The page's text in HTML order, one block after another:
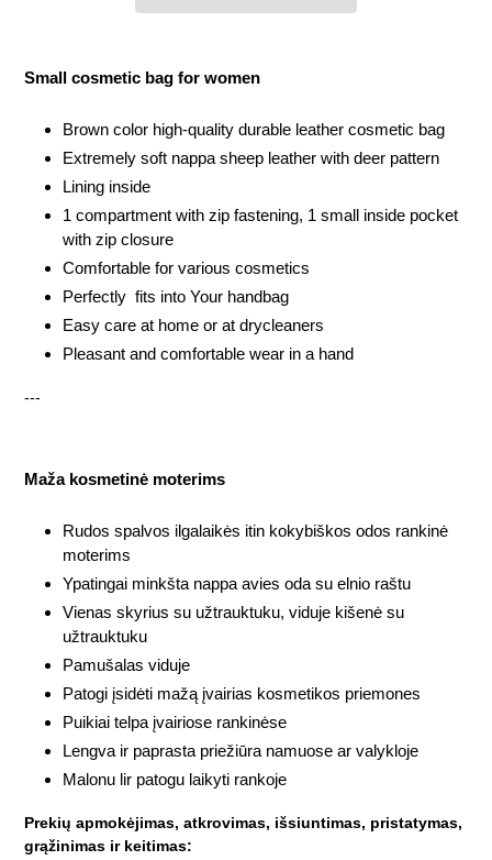
product
cart
Small cosmetic bag for women
Brown color high-quality durable leather cosmetic bag
Extremely soft nappa sheep leather with deer pattern
Lining inside
1 compartment with zip fastening, 1 small inside pocket
with zip closure
Comfortable for various cosmetics
Perfectly fits into Your handbag
Easy care at home or at drycleaners
Pleasant and comfortable wear in a hand
---
Maža kosmetinė moterims
Rudos spalvos ilgalaikės itin kokybiškos odos rankinė
moterims
Ypatingai minkšta nappa avies oda su elnio raštu
Vienas skyrius su užtrauktuku, viduje kišenė su
užtrauktuku
Pamušalas viduje
Patogi įsidėti mažą įvairias kosmetikos priemones
Puikiai telpa įvairiose rankinėse
Lengva ir paprasta priežiūra namuose ar valykloje
Malonu lir patogu laikyti rankoje
Prekių apmokėjimas, atkrovimas, išsiuntimas, pristatymas,
grąžinimas ir keitimas: